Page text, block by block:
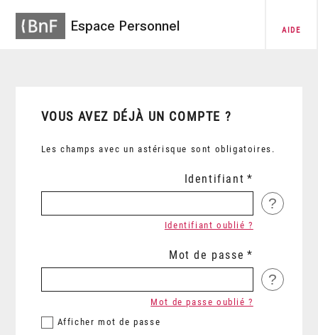
Espace Personnel AIDE
VOUS AVEZ DÉJÀ UN COMPTE ?
Les champs avec un astérisque sont obligatoires.
Identifiant
?
Identifiant oublié ?
Mot de passe
?
Afficher mot de passe
Mot de passe oublié ?